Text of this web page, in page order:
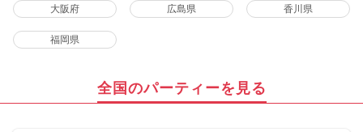
大阪府 広島県 香川県
福岡県
全国のパーティーを見る